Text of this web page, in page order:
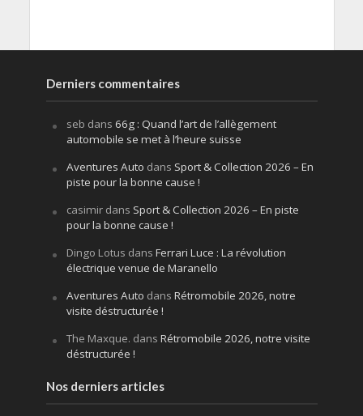
Derniers commentaires
seb dans 66g : Quand l’art de l’allègement
automobile se met à l’heure suisse
Aventures Auto dans Sport & Collection 2026 – En
piste pour la bonne cause !
casimirdans Sport & Collection 2026 – En piste
pour la bonne cause !
Dingo Lotus dans Ferrari Luce : La révolution
électrique venue de Maranello
Aventures Auto dans Rétromobile 2026, notre
visite déstructurée !
The Maxque. dans Rétromobile 2026, notre visite
déstructurée !
Nos derniers articles